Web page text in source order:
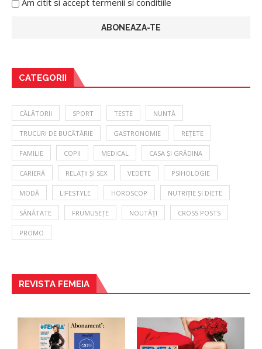
Am citit si accept termenii si conditiile
CATEGORII
CĂLĂTORII SPORT TESTE NUNTĂ
TRUCURI DE BUCĂTĂRIE GASTRONOMIE REȚETE
FAMILIE COPII MEDICAL CASA ȘI GRĂDINA
CARIERĂ RELAȚII ȘI SEX VEDETE PSIHOLOGIE
MODĂ LIFESTYLE HOROSCOP NUTRIȚIE ȘI DIETE
SĂNĂTATE FRUMUSEȚE NOUTĂȚI CROSS POSTS
PROMO
REVISTA FEMEIA